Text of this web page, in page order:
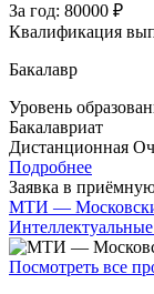
За год: 80000 ₽
Квалификация
Бакалавр
Уровень
Бакалавриат
Дистанционная
Подробнее
Заявка в
МТИ —
Посмотреть все